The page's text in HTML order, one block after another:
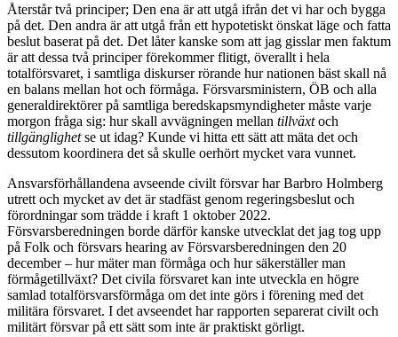
Återstår två principer; Den ena är att utgå ifrån det vi har och bygga
på det. Den andra är att utgå från ett hypotetiskt önskat läge och fatta
beslut baserat på det. Det låter kanske som att jag gisslar men faktum
är att dessa två principer förekommer flitigt, överallt i hela
totalförsvaret, i samtliga diskurser rörande hur nationen bäst skall nå
en balans mellan hot och förmåga. Försvarsministern, ÖB och alla
generaldirektörer på samtliga beredskapsmyndigheter måste varje
morgon fråga sig: hur skall avvägningen mellan tillväxtoch
tillgänglighetse ut idag? Kunde vi hitta ett sätt att mäta det och
dessutom koordinera det så skulle oerhört mycket vara vunnet.
Ansvarsförhållandena avseende civilt försvar har Barbro Holmberg
utrett och mycket av det är stadfäst genom regeringsbeslut och
förordningar som trädde i kraft 1 oktober 2022.
Försvarsberedningen borde därför kanske utvecklat det jag tog upp
på Folk och försvars hearing av Försvarsberedningen den 20
december – hur mäter man förmåga och hur säkerställer man
förmågetillväxt? Det civila försvaret kan inte utveckla en högre
samlad totalförsvarsförmåga om det inte görs i förening med det
militära försvaret. I det avseendet har rapporten separerat civilt och
militärt försvar på ett sätt som inte är praktiskt görligt.